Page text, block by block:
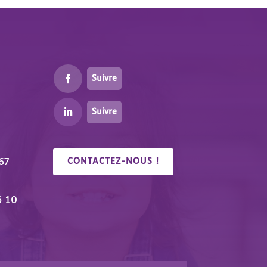
10
Suivre
Suivre
CONTACTEZ-NOUS !